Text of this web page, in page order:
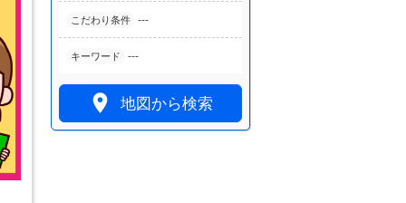
こだわり条件 ---
キーワード ---
 地図から検索